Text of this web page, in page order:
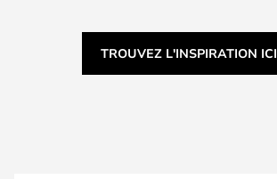
TROUVEZ L'INSPIRATION ICI